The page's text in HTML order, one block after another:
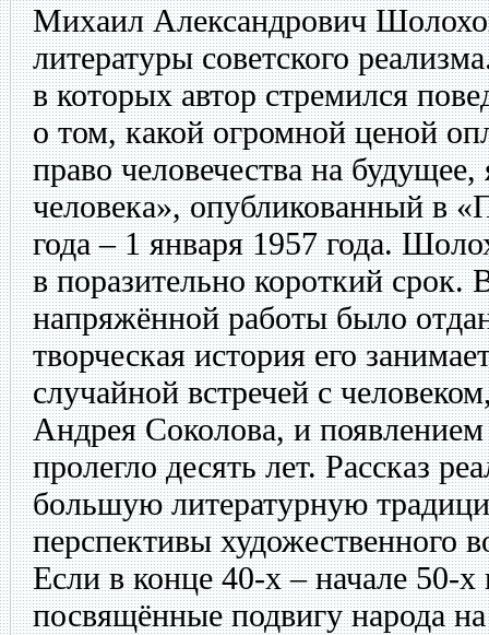
Михаил Александрович
литературы советского
в которых автор стремился
о том, какой огромной ценой
право человечества на будущее,
человека», опубликованный в
года – 1 января 1957 года.
в поразительно короткий срок.
напряжённой работы было
творческая история его
случайной встречей с
Андрея Соколова, и
пролегло десять лет. Рассказ
большую литературную
перспективы художественного
Если в конце 40-х – начале 50-х
посвящённые подвигу народа